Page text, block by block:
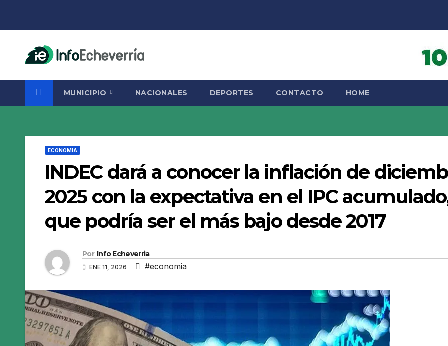
MUNICIPIO NACIONALES DEPORTES CONTACTO HOME
ECONOMIA
INDEC dará a conocer la inflación de
2025 con la expectativa en el IPC
que podría ser el más bajo desde 2017
Por Info Echeverria
ENE 11, 2026 #economia